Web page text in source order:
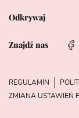
Odkrywaj
Znajdź nas
REGULAMIN
ZMIANA USTAWIEŃ